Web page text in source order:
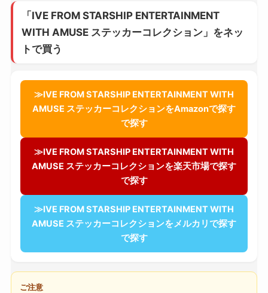
「IVE FROM STARSHIP ENTERTAINMENT
WITH AMUSE ステッカーコレクション」をネッ
トで買う
≫IVE FROM STARSHIP ENTERTAINMENT WITH
AMUSE ステッカーコレクションをAmazonで探す
で探す
≫IVE FROM STARSHIP ENTERTAINMENT WITH
AMUSE ステッカーコレクションを楽天市場で探す
で探す
≫IVE FROM STARSHIP ENTERTAINMENT WITH
AMUSE ステッカーコレクションをメルカリで探す
で探す
ご注意